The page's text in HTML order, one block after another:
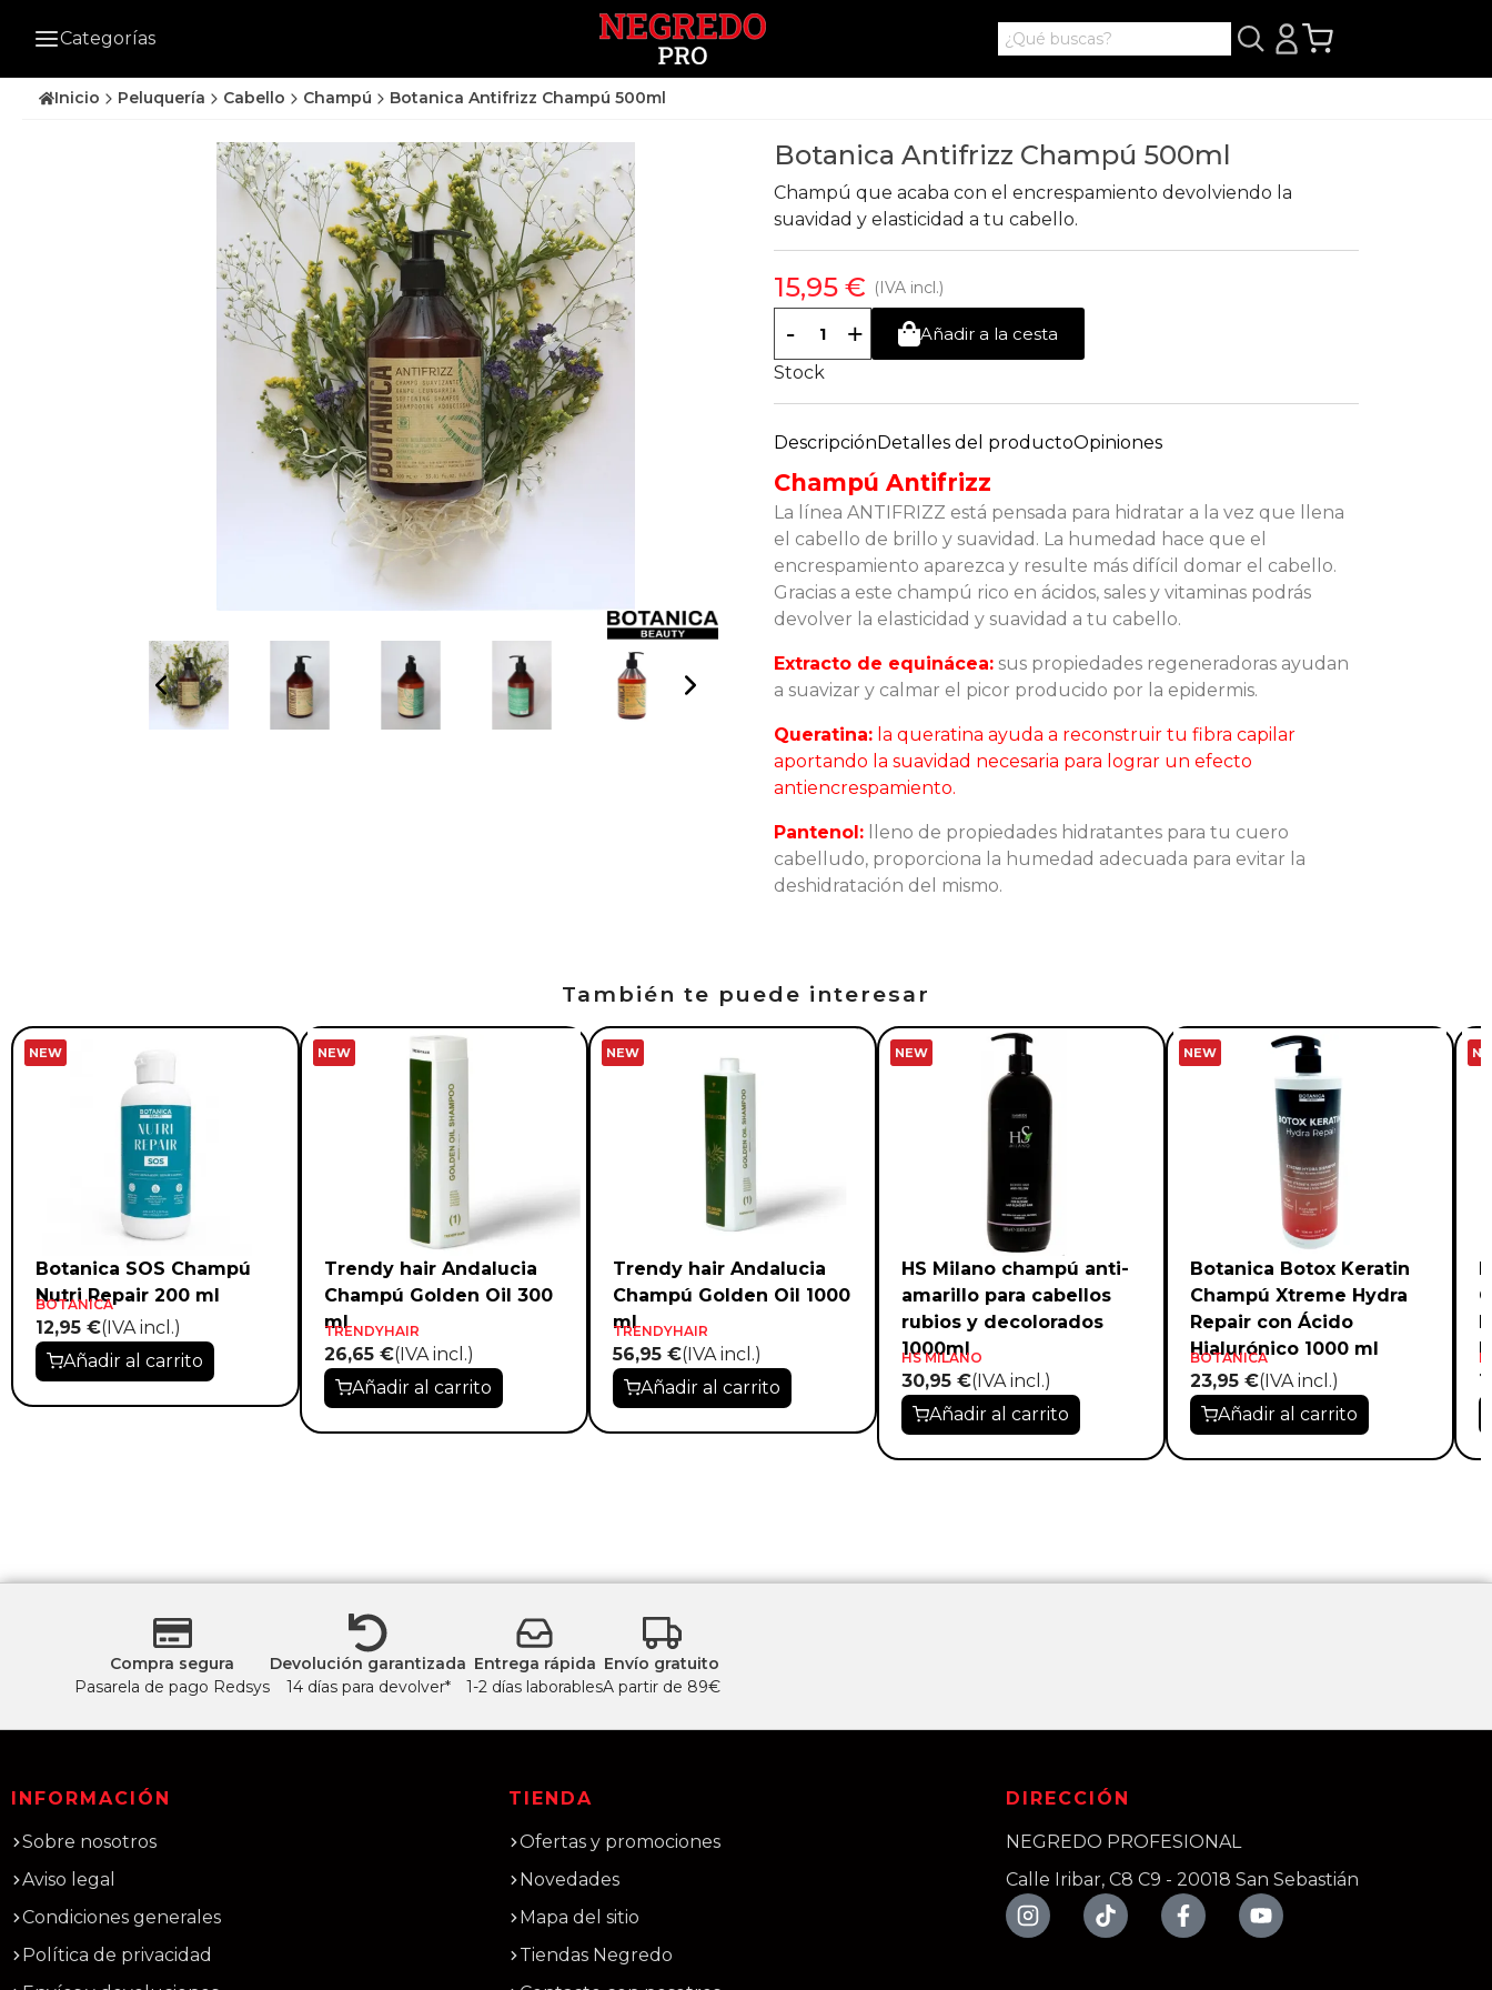
Categorías
Inicio Peluquería Cabello Champú Botanica Antifrizz Champú 500ml
Botanica Antifrizz Champú 500ml
Champú que acaba con el encrespamiento devolviendo la
suavidad y elasticidad a tu cabello.
15,95 € (IVA incl.)
- +
Añadir a la cesta
Stock
DescripciónDetalles del productoOpiniones
Champú Antifrizz
La línea ANTIFRIZZ está pensada para hidratar a la vez que llena
el cabello de brillo y suavidad. La humedad hace que el
encrespamiento aparezca y resulte más difícil domar el cabello.
Gracias a este champú rico en ácidos, sales y vitaminas podrás
devolver la elasticidad y suavidad a tu cabello.
Extracto de equinácea: sus propiedades regeneradoras ayudan
a suavizar y calmar el picor producido por la epidermis.
Queratina: la queratina ayuda a reconstruir tu fibra capilar
aportando la suavidad necesaria para lograr un efecto
antiencrespamiento.
Pantenol:
lleno de propiedades hidratantes para tu cuero
cabelludo, proporciona la humedad adecuada para evitar la
deshidratación del mismo.
También te puede interesar
NEW
Botanica SOS Champú
Nutri Repair 200 ml
BOTANICA
12,95 €(IVA incl.)
Añadir al carrito
NEW
Trendy hair Andalucia
Champú Golden Oil 300
ml
TRENDYHAIR
26,65 €(IVA incl.)
Añadir al carrito
NEW
Trendy hair Andalucia
Champú Golden Oil 1000
ml
TRENDYHAIR
56,95 €(IVA incl.)
Añadir al carrito
NEW
HS Milano champú anti-
amarillo para cabellos
rubios y decolorados
1000ml
HS MILANO
30,95 €(IVA incl.)
Añadir al carrito
NEW
Botanica Botox Keratin
Champú Xtreme Hydra
Repair con Ácido
Hialurónico 1000 ml
BOTANICA
23,95 €(IVA incl.)
Añadir al carrito
Compra segura
Pasarela de pago Redsys
Devolución garantizada
14 días para devolver*
Entrega rápida
1-2 días laborables
Envío gratuito
A partir de 89€
INFORMACIÓN
Sobre nosotros
Aviso legal
Condiciones generales
Política de privacidad
TIENDA
Ofertas y promociones
Novedades
Mapa del sitio
Tiendas Negredo
DIRECCIÓN
NEGREDO PROFESIONAL
Calle Iribar, C8 C9 - 20018 San Sebastián